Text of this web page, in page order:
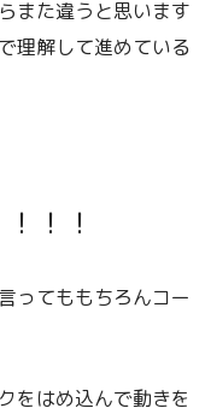
また違うと思います
理解して進めている
！！
ってももちろんコー
をはめ込んで動きを